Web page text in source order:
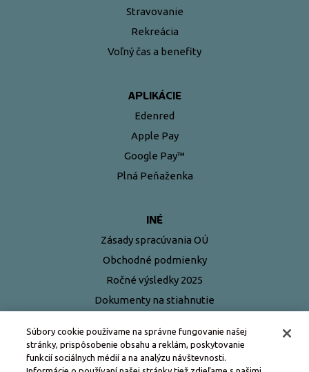
Stravovanie
Rekreácia
Voľný čas a benefity
APLIKÁCIE
Edenred
Apple Pay
Google Pay™
Plná Peňaženka
INÉ
Zásady spracúvania OÚ
Obchodné podmienky
Ročné výsledky 2025
Dokumenty na stiahnutie
Súbory cookie používame na správne fungovanie našej
stránky, prispôsobenie obsahu a reklám, poskytovanie
funkcií sociálnych médií a na analýzu návštevnosti.